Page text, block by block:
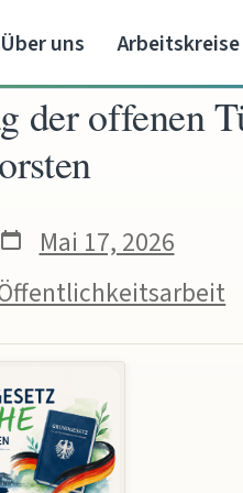
Über uns Arbeitskreise
der offenen
Mai 17, 2026